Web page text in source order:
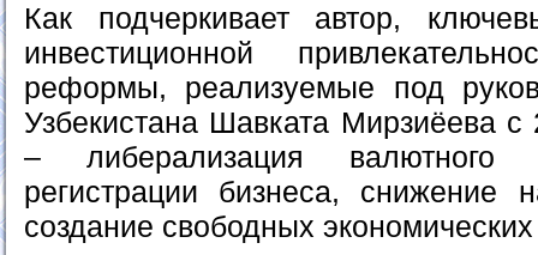
Как подчеркивает автор,
инвестиционной
реформы, реализуемые под
Узбекистана Шавката Мирзиёева
– либерализация валютного
регистрации бизнеса, снижение
создание свободных